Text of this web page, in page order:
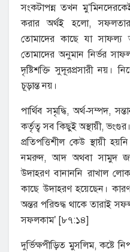
সংকটাপন্ন তখন
করার অর্থই হলো, সফলতার
তোমাদের কাছে যা সাফল্য
তোমাদের অনুমান নির্ভর
দৃষ্টিশক্তি সুদূরপ্রসারী নয়।
চূড়ান্ত নয়।
পার্থিব সমৃদ্ধি, অর্থ-সম্পদ,
কর্তৃত্ব সব কিছুই অস্থায়ী,
প্রতিপত্তিশীল কেউ স্থায়ী
নমরুদ, আদ অথবা সামুদ
উদাহরণ বানাননি রাখাল
কাছে উদাহরণ হয়েছেন।
অন্তর পরিশুদ্ধ থাকে তারাই
সফলকাম’ [৮৭:১৪]
দুর্ভিক্ষপীড়িত মুসলিম, কষ্টে